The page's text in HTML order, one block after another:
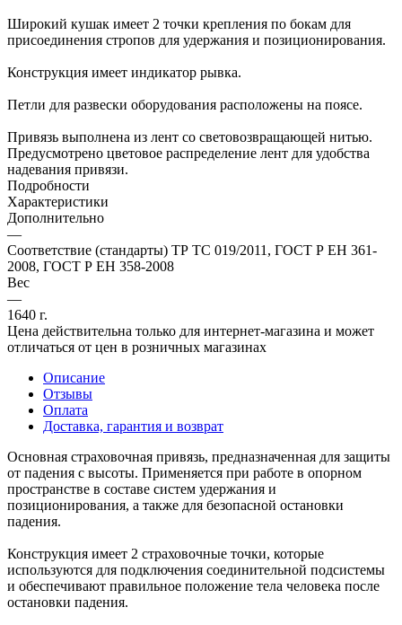
Широкий кушак имеет 2 точки крепления по бокам для
присоединения стропов для удержания и позиционирования.
Конструкция имеет индикатор рывка.
Петли для развески оборудования расположены на поясе.
Привязь выполнена из лент со световозвращающей нитью.
Предусмотрено цветовое распределение лент для удобства
надевания привязи.
Подробности
Характеристики
Дополнительно
—
Соответствие (стандарты) ТР ТС 019/2011, ГОСТ Р ЕН 361-
2008, ГОСТ Р ЕН 358-2008
Вес
—
1640 г.
Цена действительна только для интернет-магазина и может
отличаться от цен в розничных магазинах
Описание
Отзывы
Оплата
Доставка, гарантия и возврат
Основная страховочная привязь, предназначенная для защиты
от падения с высоты. Применяется при работе в опорном
пространстве в составе систем удержания и
позиционирования, а также для безопасной остановки
падения.
Конструкция имеет 2 страховочные точки, которые
используются для подключения соединительной подсистемы
и обеспечивают правильное положение тела человека после
остановки падения.